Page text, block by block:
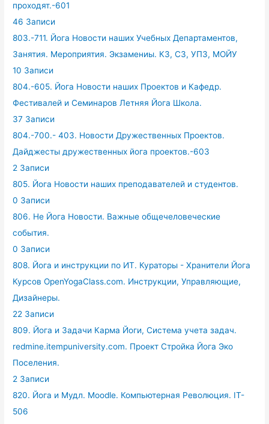
проходят.-601
46 Записи
803.-711. Йога Новости наших Учебных Департаментов,
Занятия. Мероприятия. Экзамениы. КЗ, СЗ, УПЗ, МОЙУ
10 Записи
804.-605. Йога Новости наших Проектов и Кафедр.
Фестивалей и Семинаров Летняя Йога Школа.
37 Записи
804.-700.- 403. Новости Дружественных Проектов.
Дайджесты дружественных йога проектов.-603
2 Записи
805. Йога Новости наших преподавателей и студентов.
0 Записи
806. Не Йога Новости. Важные общечеловеческие
события.
0 Записи
808. Йога и инструкции по ИТ. Кураторы - Хранители Йога
Курсов OpenYogaClass.com. Инструкции, Управляющие,
Дизайнеры.
22 Записи
809. Йога и Задачи Карма Йоги, Система учета задач.
redmine.itempuniversity.com. Проект Стройка Йога Эко
Поселения.
2 Записи
820. Йога и Мудл. Moodle. Компьютерная Революция. IT-
506